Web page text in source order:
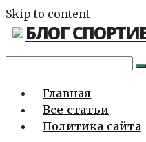
Skip to content
БЛОГ
Главная
Все статьи
Политика сайта